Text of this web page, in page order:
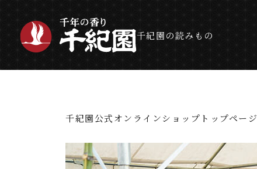
千紀園の読みもの
千紀園公式オンラインショップトップページ